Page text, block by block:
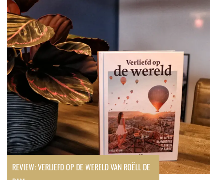
op
de
Wereld
van
Roëll
de
Ram
REVIEW: VERLIEFD OP DE WERELD VAN ROËLL DE